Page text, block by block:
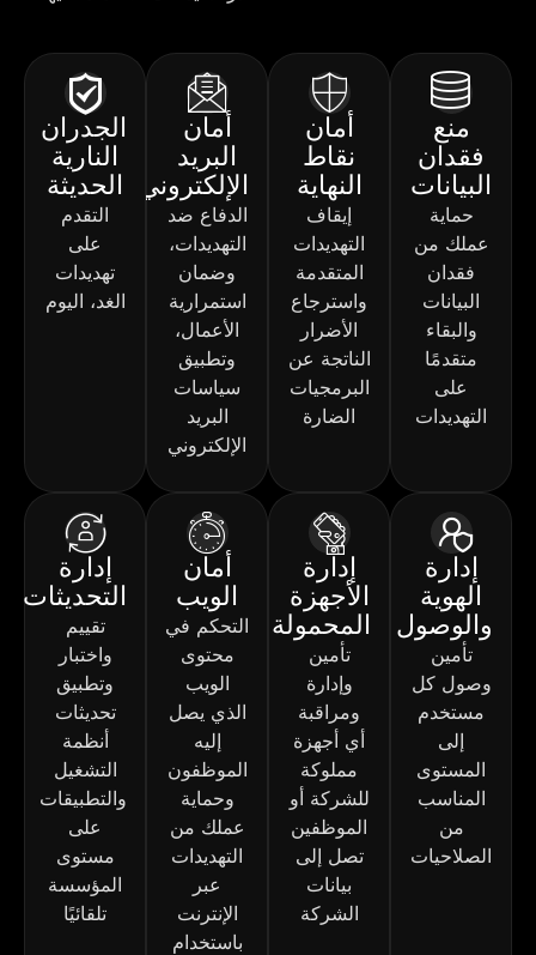
منع
فقدان
البيانات
حماية
عملك من
فقدان
البيانات
والبقاء
متقدمًا
على
التهديدات
أمان
نقاط
النهاية
إيقاف
التهديدات
المتقدمة
واسترجاع
الأضرار
الناتجة عن
البرمجيات
الضارة
أمان
البريد
الإلكتروني
الدفاع ضد
التهديدات،
وضمان
استمرارية
الأعمال،
وتطبيق
سياسات
البريد
الإلكتروني
الجدران
النارية
الحديثة
التقدم
على
تهديدات
الغد، اليوم
إدارة
الهوية
والوصول
تأمين
وصول كل
مستخدم
إلى
المستوى
المناسب
من
الصلاحيات
إدارة
الأجهزة
المحمولة
تأمين
وإدارة
ومراقبة
أي أجهزة
مملوكة
للشركة أو
الموظفين
تصل إلى
بيانات
الشركة
أمان
الويب
التحكم في
محتوى
الويب
الذي يصل
إليه
الموظفون
وحماية
عملك من
التهديدات
عبر
الإنترنت
باستخدام
إدارة
التحديثات
تقييم
واختبار
وتطبيق
تحديثات
أنظمة
التشغيل
والتطبيقات
على
مستوى
المؤسسة
تلقائيًا